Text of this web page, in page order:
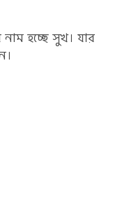
হচ্ছে সুখ। যার